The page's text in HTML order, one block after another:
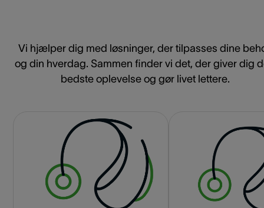
Vi hjælper dig med løsninger, der tilpasses dine
og din hverdag. Sammen finder vi det, der giver dig
bedste oplevelse og gør livet lettere.